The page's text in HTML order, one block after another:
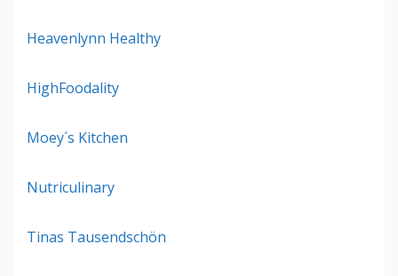
Heavenlynn Healthy
HighFoodality
Moey´s Kitchen
Nutriculinary
Tinas Tausendschön